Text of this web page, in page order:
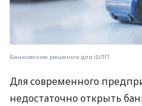
Банковские решения для ФЛП
Для современного
недостаточно открыть